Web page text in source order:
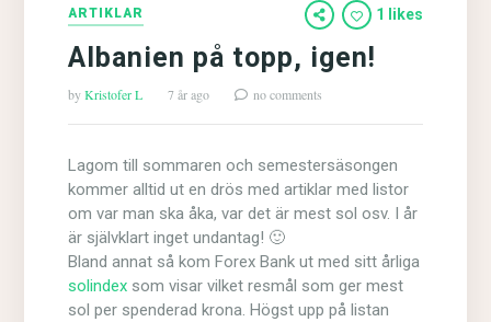
ARTIKLAR 1 likes
Albanien på topp, igen!
byKristofer L 7 år ago no comments
Lagom till sommaren och semestersäsongen
kommer alltid ut en drös med artiklar med listor
om var man ska åka, var det är mest sol osv. I år
är självklart inget undantag! 🙂
Bland annat så kom Forex Bank ut med sitt årliga
solindex som visar vilket resmål som ger mest
sol per spenderad krona. Högst upp på listan